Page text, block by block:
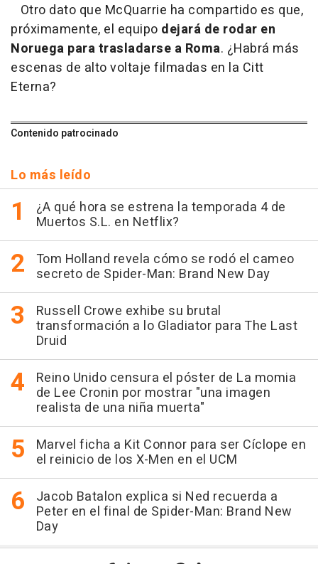
Otro dato que McQuarrie ha compartido es que,
próximamente, el equipo dejará de rodar en
Noruega para trasladarse a Roma. ¿Habrá más
escenas de alto voltaje filmadas en la Citt
Eterna?
Contenido patrocinado
Lo más leído
¿A qué hora se estrena la temporada 4 de
Muertos S.L. en Netflix?
Tom Holland revela cómo se rodó el cameo
secreto de Spider-Man: Brand New Day
Russell Crowe exhibe su brutal
transformación a lo Gladiator para The Last
Druid
Reino Unido censura el póster de La momia
de Lee Cronin por mostrar "una imagen
realista de una niña muerta"
Marvel ficha a Kit Connor para ser Cíclope en
el reinicio de los X-Men en el UCM
Jacob Batalon explica si Ned recuerda a
Peter en el final de Spider-Man: Brand New
Day